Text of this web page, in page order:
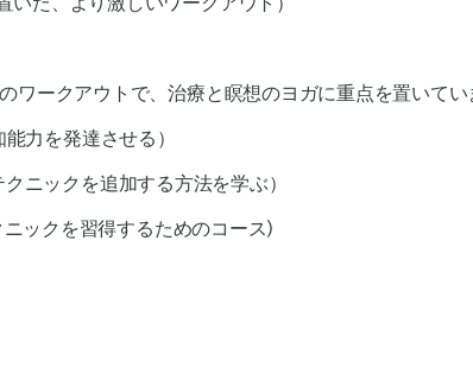
ークアウトで、治療と瞑想のヨガに重点を置いてい
力を発達させる）
ニックを追加する方法を学ぶ）
ックを習得するためのコース)